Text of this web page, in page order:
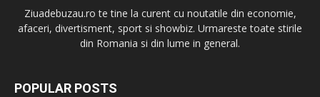
Ziuadebuzau.ro te tine la curent cu noutatile din economie,
afaceri, divertisment, sport si showbiz. Urmareste toate stirile
din Romania si din lume in general.
POPULAR POSTS